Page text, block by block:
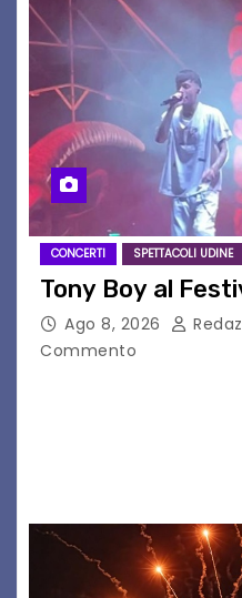
CONCERTI SPETTACOLI UDINE
Tony Boy al
Ago 8, 2026
Commento